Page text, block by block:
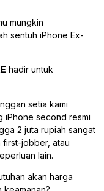
mungkin
sentuh iPhone Ex-
hadir untuk
setia kami
iPhone second resmi
2 juta rupiah sangat
first-jobber, atau
lain.
akan harga